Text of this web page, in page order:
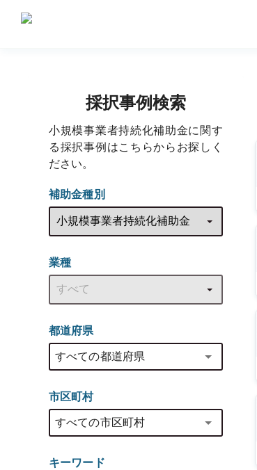
採択事例検索
小規模事業者持続化補助金に関す
る採択事例はこちらからお探しく
ださい。
補助金種別
業種
都道府県
市区町村
キーワード